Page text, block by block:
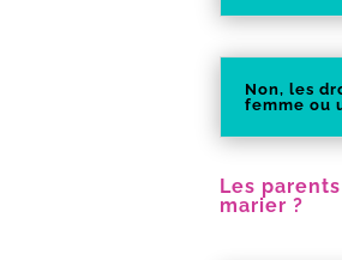
Non, les
femme ou
Les
marier ?